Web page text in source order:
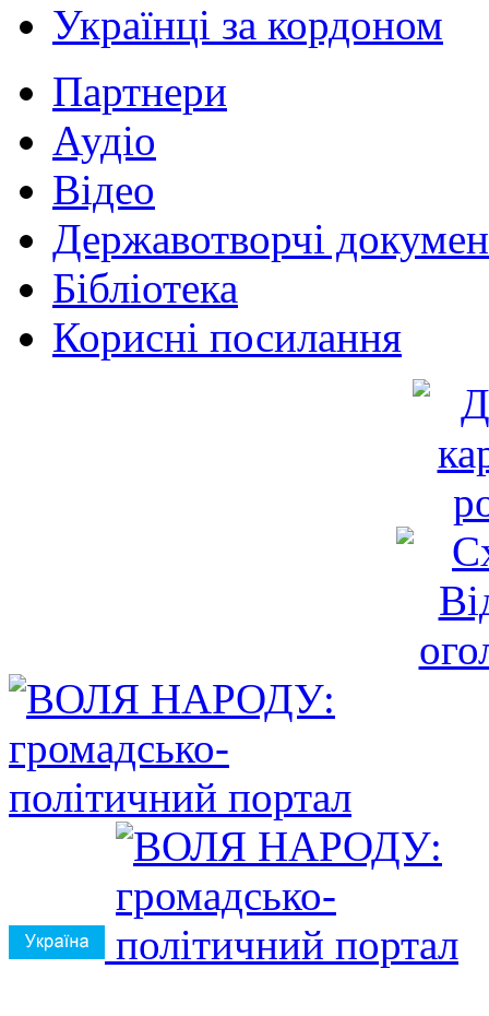
Українці за кордоном
Партнери
Аудіо
Відео
Державотворчі
Бібліотека
Корисні посилання